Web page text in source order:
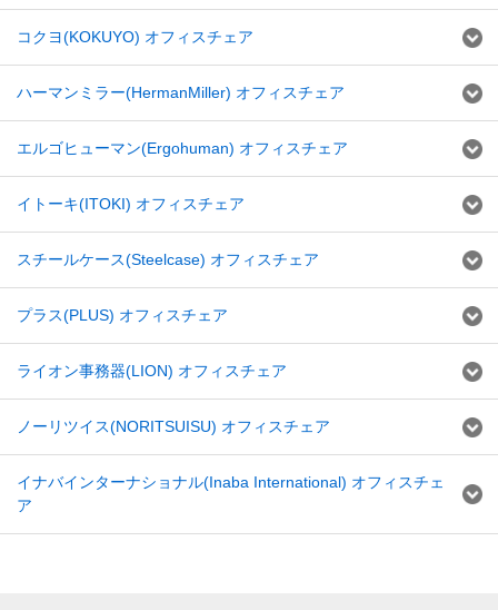
コクヨ(KOKUYO) オフィスチェア
ハーマンミラー(HermanMiller) オフィスチェア
エルゴヒューマン(Ergohuman) オフィスチェア
イトーキ(ITOKI) オフィスチェア
スチールケース(Steelcase) オフィスチェア
プラス(PLUS) オフィスチェア
ライオン事務器(LION) オフィスチェア
ノーリツイス(NORITSUISU) オフィスチェア
イナバインターナショナル(Inaba International) オフィスチェ
ア